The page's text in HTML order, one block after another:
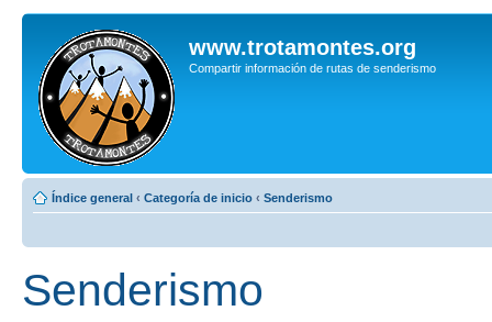
www.trotamontes.org
Compartir información de rutas de senderismo
Índice general ‹ Categoría de inicio ‹ Senderismo
Senderismo